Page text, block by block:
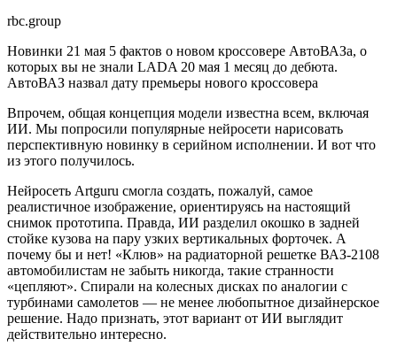
rbc.group
Новинки 21 мая 5 фактов о новом кроссовере АвтоВАЗа, о
которых вы не знали LADA 20 мая 1 месяц до дебюта.
АвтоВАЗ назвал дату премьеры нового кроссовера
Впрочем, общая концепция модели известна всем, включая
ИИ. Мы попросили популярные нейросети нарисовать
перспективную новинку в серийном исполнении. И вот что
из этого получилось.
Нейросеть Artguru смогла создать, пожалуй, самое
реалистичное изображение, ориентируясь на настоящий
снимок прототипа. Правда, ИИ разделил окошко в задней
стойке кузова на пару узких вертикальных форточек. А
почему бы и нет! «Клюв» на радиаторной решетке ВАЗ-2108
автомобилистам не забыть никогда, такие странности
«цепляют». Спирали на колесных дисках по аналогии с
турбинами самолетов — не менее любопытное дизайнерское
решение. Надо признать, этот вариант от ИИ выглядит
действительно интересно.